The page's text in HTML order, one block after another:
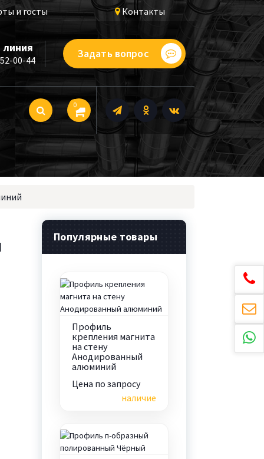
и госты Контакты
линия
00-44 Задать вопрос
0
Популярные товары
Профиль
крепления магнита
на стену
Анодированный
алюминий
Цена по запросу
наличие